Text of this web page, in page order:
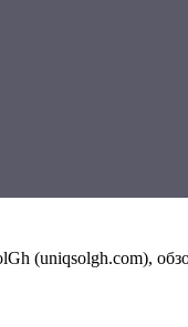
(uniqsolgh.com),